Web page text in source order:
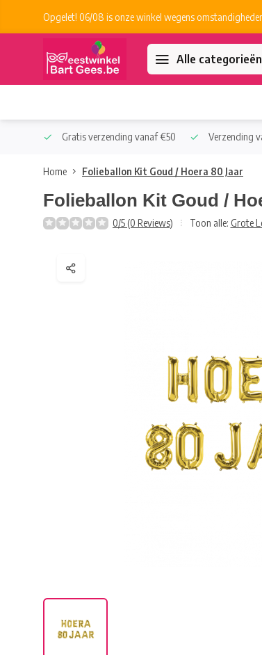
Opgelet! 06/08 is onze winkel wegens
Alle categorieën
Gratis verzending vanaf €50 Verzending
Home Folieballon Kit Goud / Hoera 80 Jaar
Folieballon Kit Goud /
0/5 (0 Reviews) Toon alle: Grote